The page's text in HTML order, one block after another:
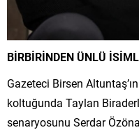
BİRBİRİNDEN ÜNLÜ
Gazeteci Birsen
koltuğunda Taylan
senaryosunu Serdar